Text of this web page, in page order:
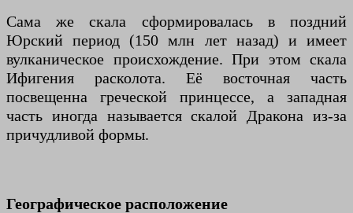
Сама же скала сформировалась в поздний
Юрский период (150 млн лет назад) и имеет
вулканическое происхождение. При этом скала
Ифигения расколота. Её восточная часть
посвещенна греческой принцессе, а западная
часть иногда называется скалой Дракона из-за
причудливой формы.
Географическое расположение